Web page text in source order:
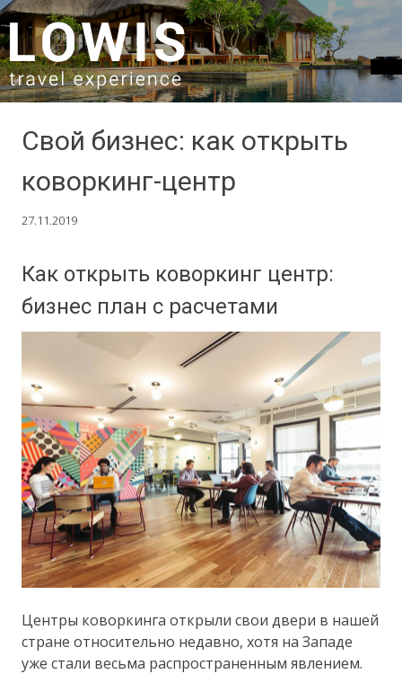
SKIP TO CONTENT
Свой бизнес: как открыть
коворкинг-центр
27.11.2019
Как открыть коворкинг центр:
бизнес план с расчетами
Центры коворкинга открыли свои двери в нашей
стране относительно недавно, хотя на Западе
уже стали весьма распространенным явлением.